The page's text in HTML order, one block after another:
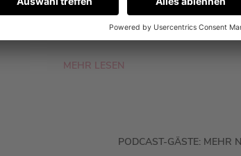
einer Frau“. Und ja, es geht auch
die er nicht kann.
MEHR LESEN
PODCAST-GÄSTE: MEHR